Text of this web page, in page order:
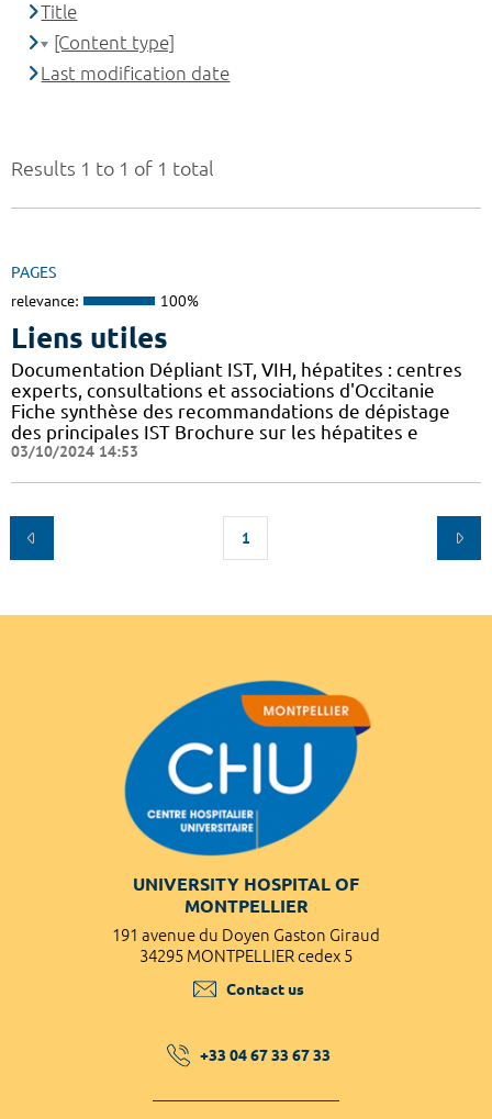
Results 1 to 1 of 1 total
PAGES
relevance: 100%
Liens utiles
Documentation Dépliant IST, VIH, hépatites : centres
experts, consultations et associations d'Occitanie
Fiche synthèse des recommandations de dépistage
des principales IST Brochure sur les hépatites e
03/10/2024 14:53
1
Title
[Content type]
Last modification date
UNIVERSITY HOSPITAL OF
MONTPELLIER
191 avenue du Doyen Gaston Giraud
34295 MONTPELLIER cedex 5
Contact us
+33 04 67 33 67 33